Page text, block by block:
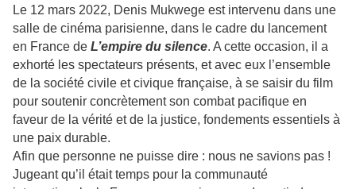
Le 12 mars 2022, Denis Mukwege est intervenu dans une
salle de cinéma parisienne, dans le cadre du lancement
en France de L’empire du silence. A cette occasion, il a
exhorté les spectateurs présents, et avec eux l’ensemble
de la société civile et civique française, à se saisir du film
pour soutenir concrètement son combat pacifique en
faveur de la vérité et de la justice, fondements essentiels à
une paix durable.
Afin que personne ne puisse dire : nous ne savions pas !
Jugeant qu’il était temps pour la communauté